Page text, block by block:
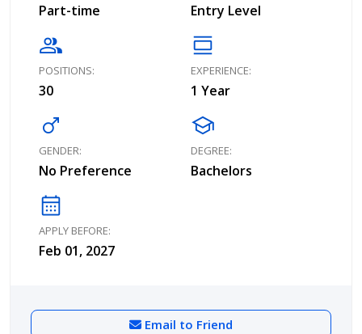
Part-time Entry Level
group
POSITIONS:
30
calendar_view_day
EXPERIENCE:
1 Year
male
GENDER:
No Preference
school
DEGREE:
Bachelors
calendar_month
APPLY BEFORE:
Feb 01, 2027
Email to Friend